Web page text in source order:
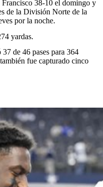
Francisco 38-10 el domingo y
de la División Norte de la
por la noche.
yardas.
de 46 pases para 364
fue capturado cinco